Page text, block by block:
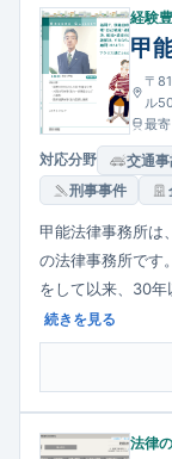
住民に利用されて
経験
甲
〒
ル
最
対応分野 交通
刑事事件
甲能法律事務所は
の法律事務所です
をして以来、30年
的ニーズに対応し
相続・離婚、労働
い、丁寧な相談
続きを見る
法律